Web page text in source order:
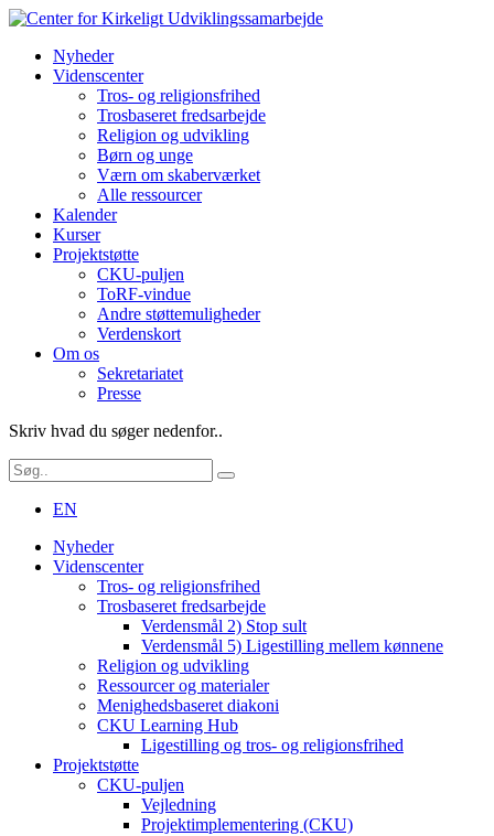
Nyheder
Videnscenter
Tros- og religionsfrihed
Trosbaseret fredsarbejde
Religion og udvikling
Børn og unge
Værn om skaberværket
Alle ressourcer
Kalender
Kurser
Projektstøtte
CKU-puljen
ToRF-vindue
Andre støttemuligheder
Verdenskort
Om os
Sekretariatet
Presse
Skriv hvad du søger nedenfor..
EN
Nyheder
Videnscenter
Tros- og religionsfrihed
Trosbaseret fredsarbejde
Verdensmål 2) Stop sult
Verdensmål 5) Ligestilling mellem kønnene
Religion og udvikling
Ressourcer og materialer
Menighedsbaseret diakoni
CKU Learning Hub
Ligestilling og tros- og religionsfrihed
Projektstøtte
CKU-puljen
Vejledning
Projektimplementering (CKU)